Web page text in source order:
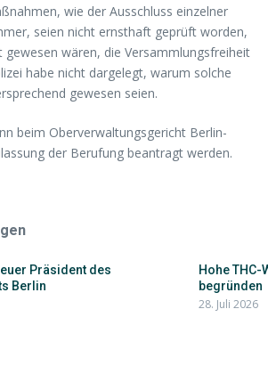
wie der Ausschluss einzelner
seien nicht ernsthaft geprüft worden,
gewesen wären, die Versammlungsfreiheit
habe nicht dargelegt, warum solche
gewesen seien.
beim Oberverwaltungsgericht Berlin-
der Berufung beantragt werden.
Präsident des
Berlin
Hohe
begründen
28. Juli 2026